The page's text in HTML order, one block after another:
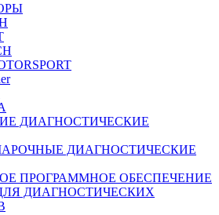
ДИАГНОСТИЧЕСКИЕ
ДИАГНОСТИЧЕСКИЕ
ПРОГРАММНОЕ ОБЕСПЕЧЕНИЕ
ДИАГНОСТИЧЕСКИХ